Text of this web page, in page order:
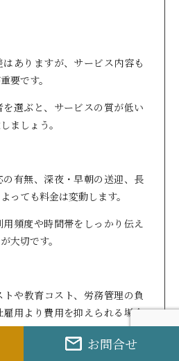
お問合せ
ありますが、サービス内容も
要です。
選ぶと、サービスの質が低い
ましょう。
有無、深夜・早朝の送迎、長
っても料金は変動します。
頻度や時間帯をしっかり伝え
大切です。
や教育コスト、労務管理の負
用より費用を抑えられる場合